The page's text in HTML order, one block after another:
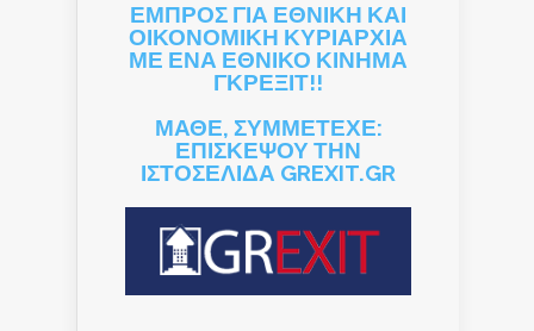
ΕΜΠΡΟΣ ΓΙΑ ΕΘΝΙΚΗ ΚΑΙ
ΟΙΚΟΝΟΜΙΚΗ ΚΥΡΙΑΡΧΙΑ
ΜΕ ΕΝΑ ΕΘΝΙΚΟ ΚΙΝΗΜΑ
ΓΚΡΕΞΙΤ!!
ΜΑΘΕ, ΣΥΜΜΕΤΕΧΕ:
ΕΠΙΣΚΕΨΟΥ ΤΗΝ
ΙΣΤΟΣΕΛΙΔΑ GREXIT.GR